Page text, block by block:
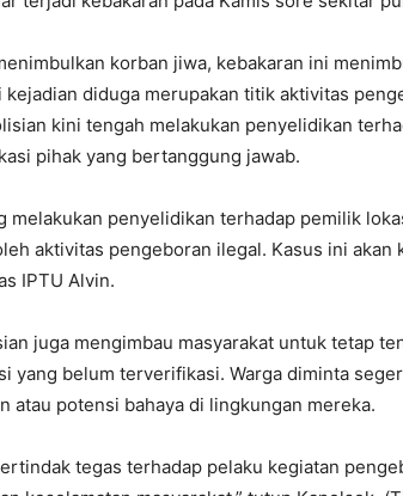
korban jiwa, kebakaran ini
kejadian diduga merupakan titik aktivitas
kini tengah melakukan penyelidikan
pihak yang bertanggung jawab.
melakukan penyelidikan terhadap pemilik
aktivitas pengeboran ilegal. Kasus ini akan
IPTU Alvin.
juga mengimbau masyarakat untuk tetap
yang belum terverifikasi. Warga diminta
atau potensi bahaya di lingkungan mereka.
tegas terhadap pelaku kegiatan